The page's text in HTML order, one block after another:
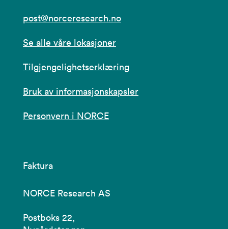
post@norceresearch.no
Se alle våre lokasjoner
Tilgjengelighetserklæring
Bruk av informasjonskapsler
Personvern i NORCE
Faktura
NORCE Research AS
Postboks 22,